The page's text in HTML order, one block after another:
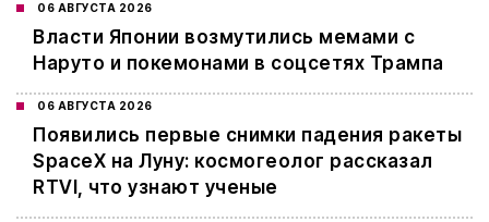
06 АВГУСТА 2026
Власти Японии возмутились мемами с
Наруто и покемонами в соцсетях Трампа
06 АВГУСТА 2026
Появились первые снимки падения ракеты
SpaceX на Луну: космогеолог рассказал
RTVI, что узнают ученые